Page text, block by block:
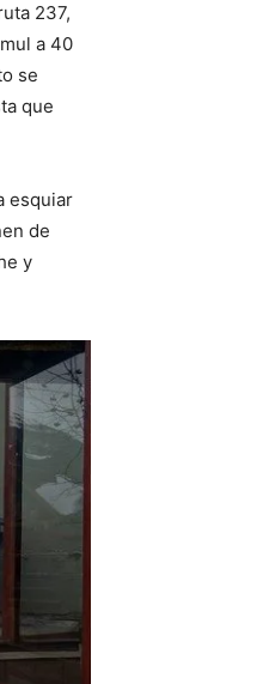
237,
a 40
se
que
esquiar
de
y